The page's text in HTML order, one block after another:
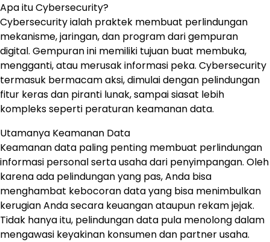
Apa itu Cybersecurity?
Cybersecurity ialah praktek membuat perlindungan
mekanisme, jaringan, dan program dari gempuran
digital. Gempuran ini memiliki tujuan buat membuka,
mengganti, atau merusak informasi peka. Cybersecurity
termasuk bermacam aksi, dimulai dengan pelindungan
fitur keras dan piranti lunak, sampai siasat lebih
kompleks seperti peraturan keamanan data.
Utamanya Keamanan Data
Keamanan data paling penting membuat perlindungan
informasi personal serta usaha dari penyimpangan. Oleh
karena ada pelindungan yang pas, Anda bisa
menghambat kebocoran data yang bisa menimbulkan
kerugian Anda secara keuangan ataupun rekam jejak.
Tidak hanya itu, pelindungan data pula menolong dalam
mengawasi keyakinan konsumen dan partner usaha.